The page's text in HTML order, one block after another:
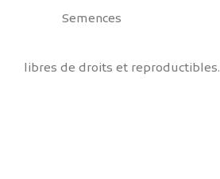
Semences
libres de droits et reproductibles.